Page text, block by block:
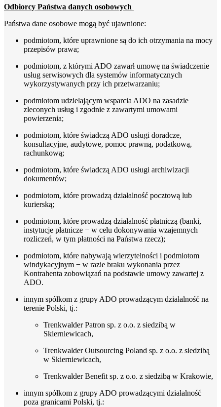
Odbiorcy Państwa danych osobowych
Państwa dane osobowe mogą być ujawnione:
podmiotom, które uprawnione są do ich otrzymania na mocy
przepisów prawa;
podmiotom, z którymi ADO zawarł umowę na świadczenie
usług serwisowych dla systemów informatycznych
wykorzystywanych przy ich przetwarzaniu;
podmiotom udzielającym wsparcia ADO na zasadzie
zleconych usług i zgodnie z zawartymi umowami
powierzenia;
podmiotom, które świadczą ADO usługi doradcze,
konsultacyjne, audytowe, pomoc prawną, podatkową,
rachunkową;
podmiotom, które świadczą ADO usługi archiwizacji
dokumentów;
podmiotom, które prowadzą działalność pocztową lub
kurierską;
podmiotom, które prowadzą działalność płatniczą (banki,
instytucje płatnicze − w celu dokonywania wzajemnych
rozliczeń, w tym płatności na Państwa rzecz);
podmiotom, które nabywają wierzytelności i podmiotom
windykacyjnym − w razie braku wykonania przez
Kontrahenta zobowiązań na podstawie umowy zawartej z
ADO.
innym spółkom z grupy ADO prowadzącym działalność na
terenie Polski, tj.:
Trenkwalder Patron sp. z o.o. z siedzibą w
Skierniewicach,
Trenkwalder Outsourcing Poland sp. z o.o. z siedzibą
w Skierniewicach,
Trenkwalder Benefit sp. z o.o. z siedzibą w Krakowie,
innym spółkom z grupy ADO prowadzącymi działalność
poza granicami Polski, tj.: